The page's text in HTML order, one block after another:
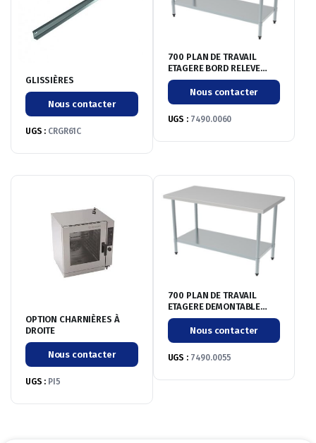
GLISSIÈRES
Nous contacter
UGS : CRGR61C
700 PLAN DE TRAVAIL
ETAGERE BORD RELEVE
DEMONTABLE 700
Nous contacter
UGS : 7490.0060
OPTION CHARNIÈRES À
DROITE
Nous contacter
UGS : PI5
700 PLAN DE TRAVAIL
ETAGERE DEMONTABLE
2000
Nous contacter
UGS : 7490.0055